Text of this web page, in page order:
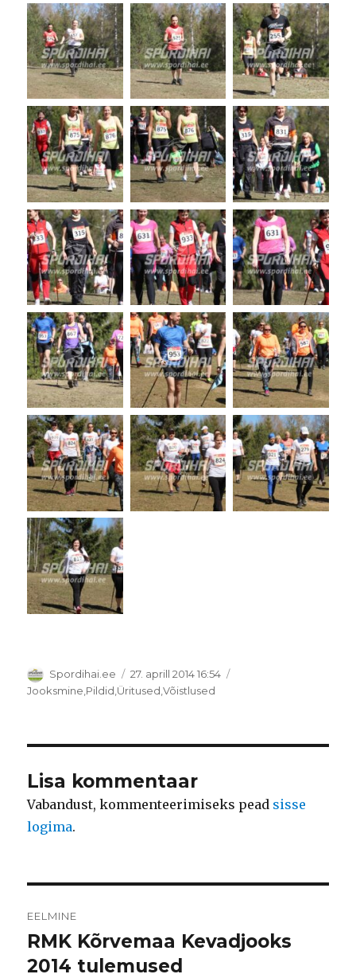
Autor
Spordihai.ee Postitatud
27. aprill 2014 16:54
Rubriigid
Jooksmine Pildid Üritused ,Võistlused
Lisa kommentaar
Vabandust, kommenteerimiseks pead sisse
logima.
EELMINE
Eelmine
postitus:
RMK Kõrvemaa Kevadjooks
2014 tulemused